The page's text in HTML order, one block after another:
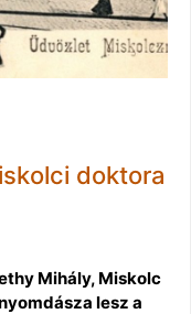
doktora
Mihály, Miskolc
lesz a